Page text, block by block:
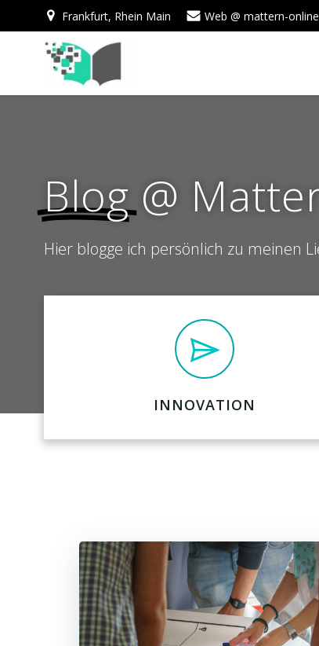
Inhalt
springen
Frankfurt, Rhein Main Web @ mattern-
Blog@
Hier blogge ich persönlich zu meinen
INNOVATION